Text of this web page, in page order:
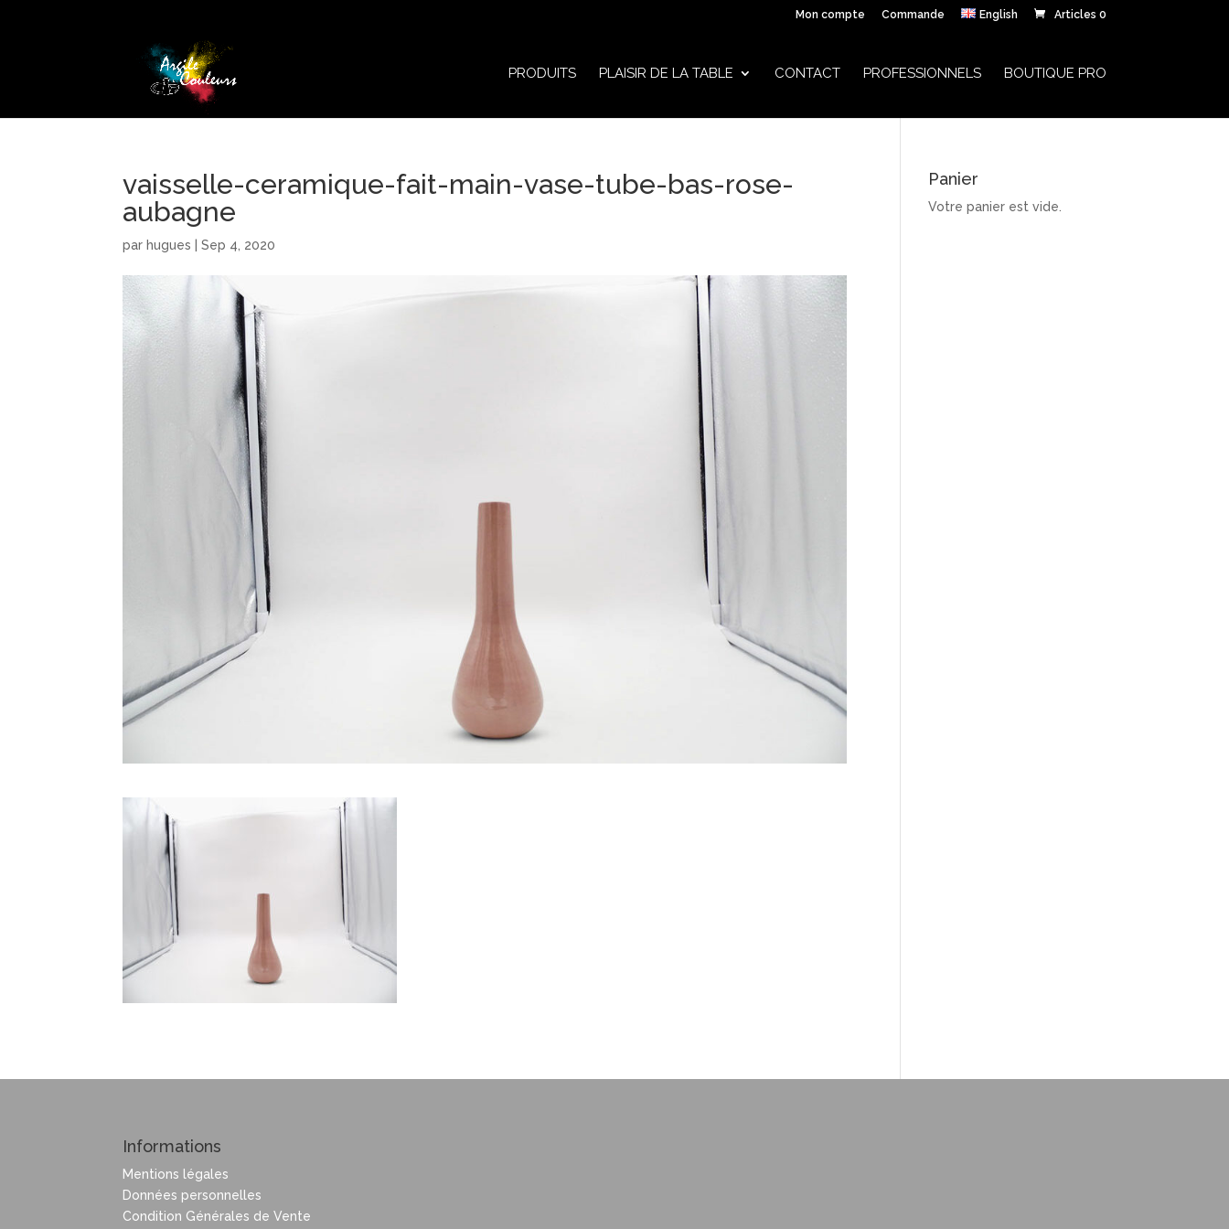
Mon compte Commande English Articles 0
PRODUITS PLAISIR DE LA TABLE CONTACT PROFESSIONNELS BOUTIQUE PRO
vaisselle-ceramique-fait-main-vase-tube-bas-rose-
aubagne
par hugues |Sep 4, 2020
Panier
Votre panier est vide.
Informations
Mentions légales
Données personnelles
Condition Générales de Vente